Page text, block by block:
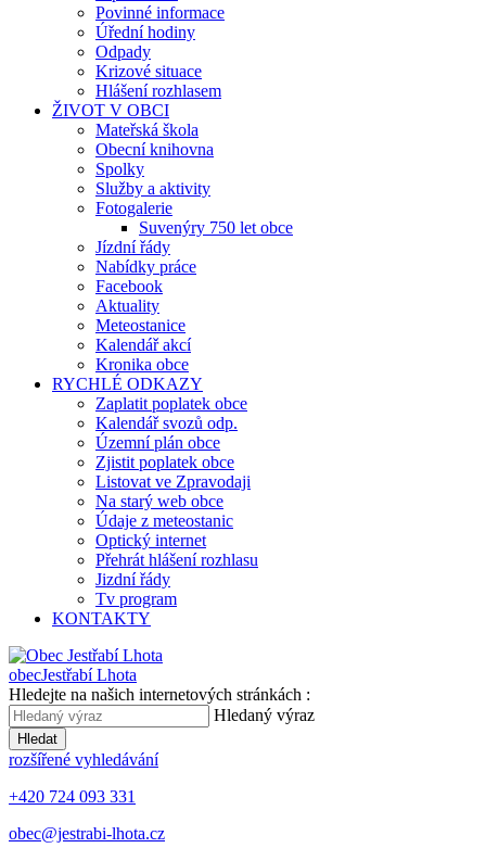
Povinné informace
Úřední hodiny
Odpady
Krizové situace
Hlášení rozhlasem
ŽIVOT V OBCI
Mateřská škola
Obecní knihovna
Spolky
Služby a aktivity
Fotogalerie
Suvenýry 750 let obce
Jízdní řády
Nabídky práce
Facebook
Aktuality
Meteostanice
Kalendář akcí
Kronika obce
RYCHLÉ ODKAZY
Zaplatit poplatek obce
Kalendář svozů odp.
Územní plán obce
Zjistit poplatek obce
Listovat ve Zpravodaji
Na starý web obce
Údaje z meteostanic
Optický internet
Přehrát hlášení rozhlasu
Jizdní řády
Tv program
KONTAKTY
obecJestřabí Lhota
Hledejte na našich internetových stránkách :
Hledaný výraz
Hledat
rozšířené vyhledávání
+420 724 093 331
obec@jestrabi-lhota.cz